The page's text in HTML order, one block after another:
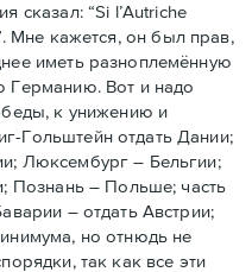
сказал: “Si l’Autriche
Мне кажется, он был прав,
иметь разноплемённую
Германию. Вот и надо
к унижению и
Гольштейн отдать Дании;
Люксембург – Бельгии;
Познань – Польше; часть
– отдать Австрии;
но отнюдь не
так как все эти